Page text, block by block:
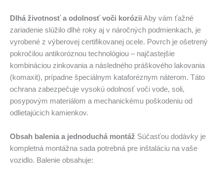
Dlhá životnosť a odolnosť voči korózii Aby vám ťažné
zariadenie slúžilo dlhé roky aj v náročných podmienkach, je
vyrobené z výberovej certifikovanej ocele. Povrch je ošetrený
pokročilou antikoróznou technológiou – najčastejšie
kombináciou zinkovania a následného práškového lakovania
(komaxit), prípadne špeciálnym kataforéznym náterom. Táto
ochrana zabezpečuje vysokú odolnosť voči vode, soli,
posypovým materiálom a mechanickému poškodeniu od
odlietajúcich kamienkov.
Obsah balenia a jednoduchá montáž Súčasťou dodávky je
kompletná montážna sada potrebná pre inštaláciu na vaše
vozidlo. Balenie obsahuje: